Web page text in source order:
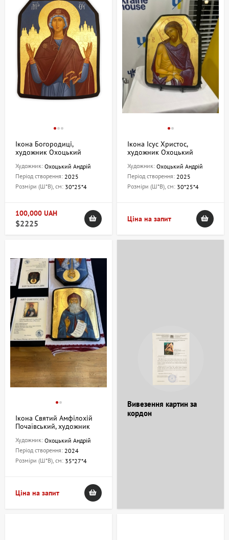
Ікона Богородиці,
художник Охоцький
Художник: Охоцький Андрій
Період створення: 2025
Розміри (Ш*В), см: 30*25*4
100,000 UAH
$2225
Ікона Ісус Христос,
художник Охоцький
Художник: Охоцький Андрій
Період створення: 2025
Розміри (Ш*В), см: 30*25*4
Ціна на запит
Ікона Святий Амфілохій
Почаївський, художник
Художник: Охоцький Андрій
Період створення: 2024
Розміри (Ш*В), см: 35*27*4
Ціна на запит
Вивезення картин за
кордон